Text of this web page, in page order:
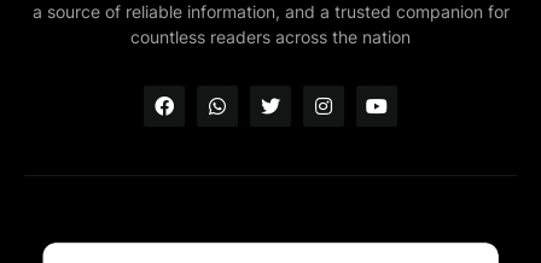
a source of reliable information, and a trusted companion for
countless readers across the nation